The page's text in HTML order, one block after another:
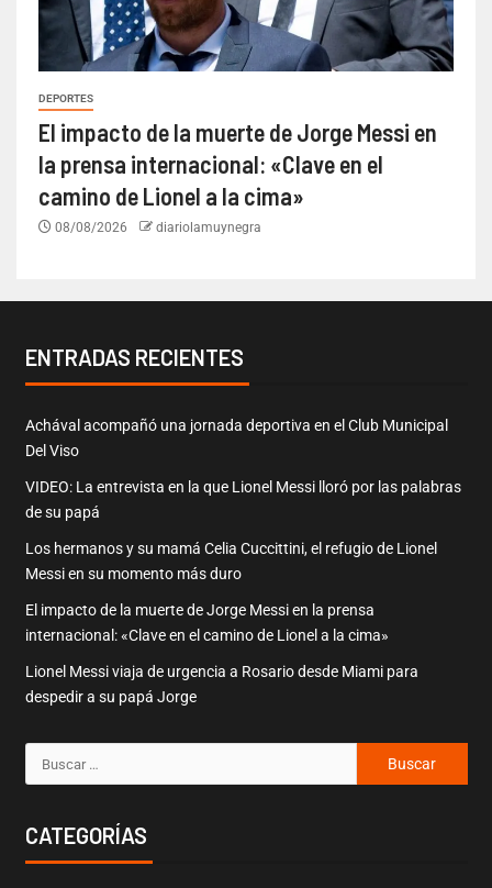
DEPORTES
El impacto de la muerte de Jorge Messi en
la prensa internacional: «Clave en el
camino de Lionel a la cima»
08/08/2026 diariolamuynegra
ENTRADAS RECIENTES
Achával acompañó una jornada deportiva en el Club Municipal
Del Viso
VIDEO: La entrevista en la que Lionel Messi lloró por las palabras
de su papá
Los hermanos y su mamá Celia Cuccittini, el refugio de Lionel
Messi en su momento más duro
El impacto de la muerte de Jorge Messi en la prensa
internacional: «Clave en el camino de Lionel a la cima»
Lionel Messi viaja de urgencia a Rosario desde Miami para
despedir a su papá Jorge
CATEGORÍAS